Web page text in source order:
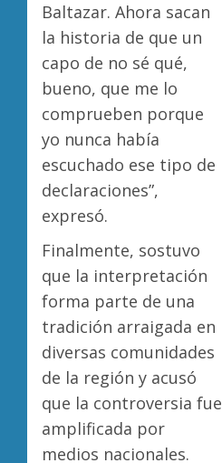
Baltazar. Ahora sacan
la historia de que un
capo de no sé qué,
bueno, que me lo
comprueben porque
yo nunca había
escuchado ese tipo de
declaraciones”,
expresó.
Finalmente, sostuvo
que la interpretación
forma parte de una
tradición arraigada en
diversas comunidades
de la región y acusó
que la controversia fue
amplificada por
medios nacionales.